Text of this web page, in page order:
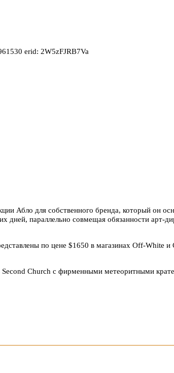
erid: 2W5zFJRB7Va
Абло для собственного бренда, который он
дней, параллельно совмещая обязанности арт-
по цене $1650 в магазинах Off-White и
Church с фирменными метеоритными